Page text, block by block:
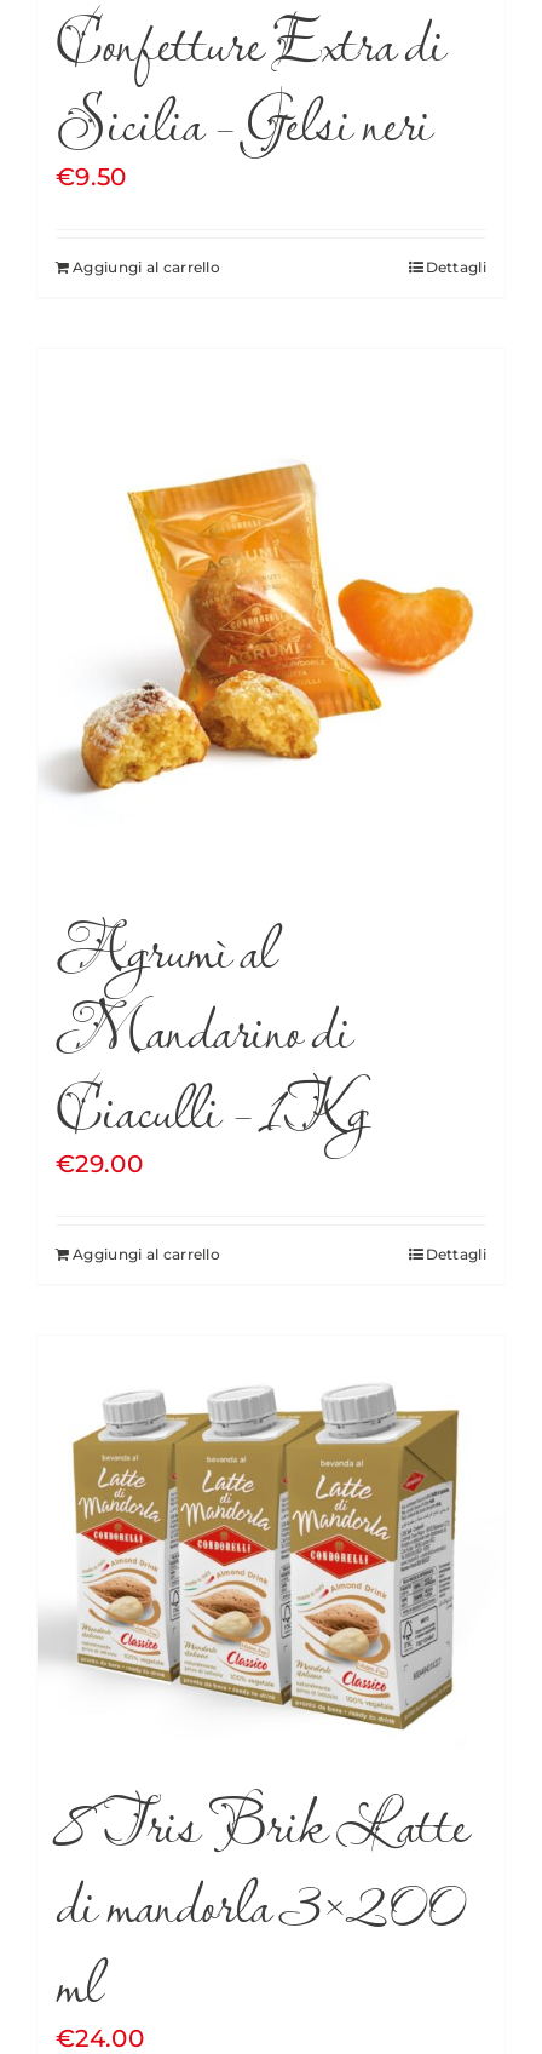
Confetture Extra di
Sicilia – Gelsi neri
€9.50
Aggiungi al carrello Dettagli
Agrumì al
Mandarino di
Ciaculli – 1Kg
€29.00
Aggiungi al carrello Dettagli
8 Tris Brik Latte
di mandorla 3×200
ml
€24.00